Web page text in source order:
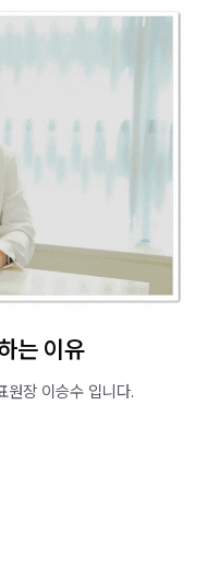
는 이유
원장 이승수 입니다.